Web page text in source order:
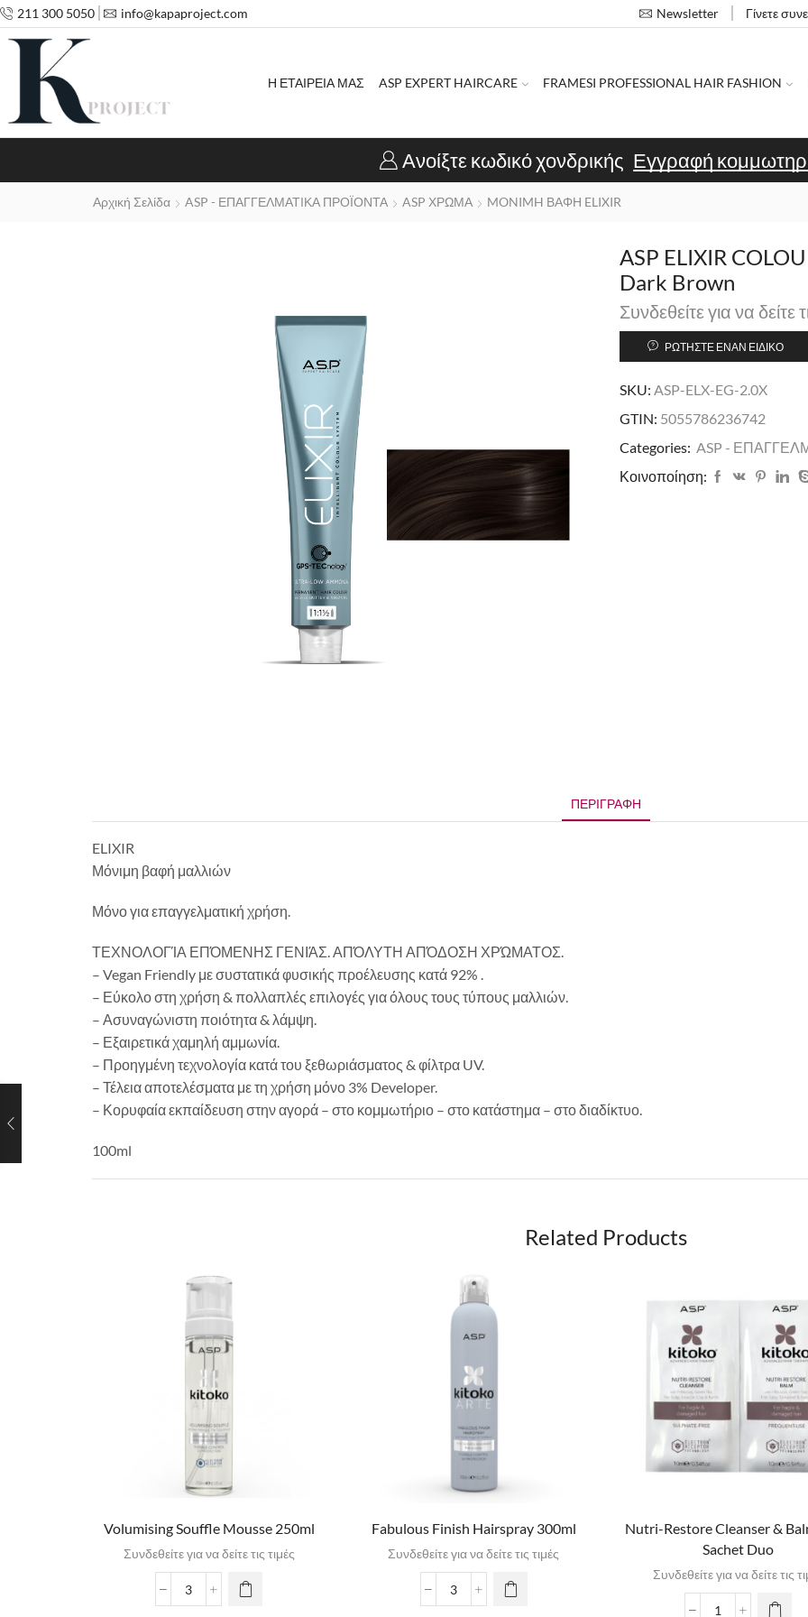
211 300 5050 info@kapaproject.com Newsletter Γίνετε
Η ΕΤΑΙΡΕΙΑ ΜΑΣ ASP EXPERT HAIRCARE FRAMESI PROFESSIONAL HAIR FASHION
Ανοίξτε κωδικό χονδρικής Εγγραφή
Αρχική Σελίδα ASP - ΕΠΑΓΓΕΛΜΑΤΙΚΑ ΠΡΟΪΟΝΤΑ ASP ΧΡΩΜΑ MONIMH ΒΑΦΗ ELIXIR
ASP ELIXIR
Dark Brown
Συνδεθείτε για να δείτε
ΡΩΤΉΣΤΕ ΈΝΑΝ ΕΙΔΙΚΌ
SKU: ASP-ELX-EG-2.0X
GTIN: 5055786236742
Categories: ASP -
Κοινοποίηση:
ΠΕΡΙΓΡΑΦΉ
ELIXIR
Μόνιμη βαφή μαλλιών
Μόνο για επαγγελματική χρήση.
ΤΕΧΝΟΛΟΓΊΑ ΕΠΌΜΕΝΗΣ ΓΕΝΙΆΣ. ΑΠΌΛΥΤΗ ΑΠΌΔΟΣΗ ΧΡΏΜΑΤΟΣ.
– Vegan Friendly με συστατικά φυσικής προέλευσης κατά 92% .
– Εύκολο στη χρήση & πολλαπλές επιλογές για όλους τους τύπους μαλλιών.
– Ασυναγώνιστη ποιότητα & λάμψη.
– Εξαιρετικά χαμηλή αμμωνία.
– Προηγμένη τεχνολογία κατά του ξεθωριάσματος & φίλτρα UV.
– Τέλεια αποτελέσματα με τη χρήση μόνο 3% Developer.
– Κορυφαία εκπαίδευση στην αγορά – στο κομμωτήριο – στο κατάστημα – στο διαδίκτυο.
100ml
Related Products
Volumising Souffle Mousse 250ml
Συνδεθείτε για να δείτε τις τιμές
Fabulous Finish Hairspray 300ml
Συνδεθείτε για να δείτε τις τιμές
Nutri-Restore Cleanser &
Sachet Duo
Συνδεθείτε για να δείτε τις